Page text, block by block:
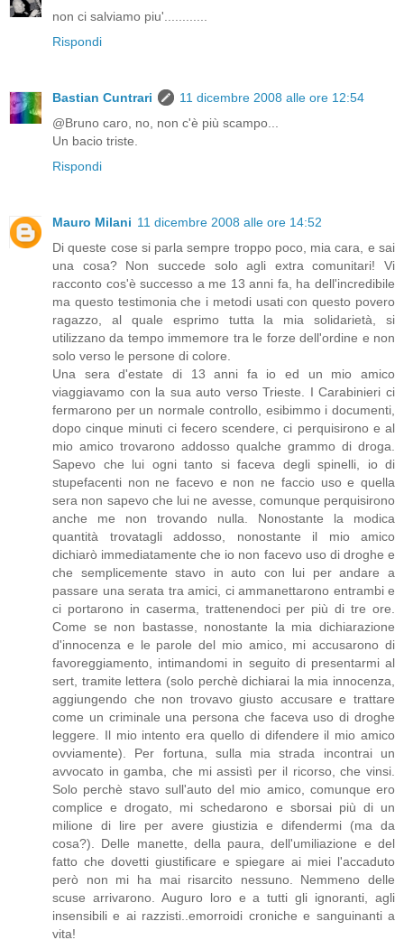
non ci salviamo piu'............
Rispondi
Bastian Cuntrari
11 dicembre 2008 alle ore 12:54
@Bruno caro, no, non c'è più scampo...
Un bacio triste.
Rispondi
Mauro Milani 11 dicembre 2008 alle ore 14:52
Di queste cose si parla sempre troppo poco, mia cara, e sai
una cosa? Non succede solo agli extra comunitari! Vi
racconto cos'è successo a me 13 anni fa, ha dell'incredibile
ma questo testimonia che i metodi usati con questo povero
ragazzo, al quale esprimo tutta la mia solidarietà, si
utilizzano da tempo immemore tra le forze dell'ordine e non
solo verso le persone di colore.
Una sera d'estate di 13 anni fa io ed un mio amico
viaggiavamo con la sua auto verso Trieste. I Carabinieri ci
fermarono per un normale controllo, esibimmo i documenti,
dopo cinque minuti ci fecero scendere, ci perquisirono e al
mio amico trovarono addosso qualche grammo di droga.
Sapevo che lui ogni tanto si faceva degli spinelli, io di
stupefacenti non ne facevo e non ne faccio uso e quella
sera non sapevo che lui ne avesse, comunque perquisirono
anche me non trovando nulla. Nonostante la modica
quantità trovatagli addosso, nonostante il mio amico
dichiarò immediatamente che io non facevo uso di droghe e
che semplicemente stavo in auto con lui per andare a
passare una serata tra amici, ci ammanettarono entrambi e
ci portarono in caserma, trattenendoci per più di tre ore.
Come se non bastasse, nonostante la mia dichiarazione
d'innocenza e le parole del mio amico, mi accusarono di
favoreggiamento, intimandomi in seguito di presentarmi al
sert, tramite lettera (solo perchè dichiarai la mia innocenza,
aggiungendo che non trovavo giusto accusare e trattare
come un criminale una persona che faceva uso di droghe
leggere. Il mio intento era quello di difendere il mio amico
ovviamente). Per fortuna, sulla mia strada incontrai un
avvocato in gamba, che mi assistì per il ricorso, che vinsi.
Solo perchè stavo sull'auto del mio amico, comunque ero
complice e drogato, mi schedarono e sborsai più di un
milione di lire per avere giustizia e difendermi (ma da
cosa?). Delle manette, della paura, dell'umiliazione e del
fatto che dovetti giustificare e spiegare ai miei l'accaduto
però non mi ha mai risarcito nessuno. Nemmeno delle
scuse arrivarono. Auguro loro e a tutti gli ignoranti, agli
insensibili e ai razzisti..emorroidi croniche e sanguinanti a
vita!